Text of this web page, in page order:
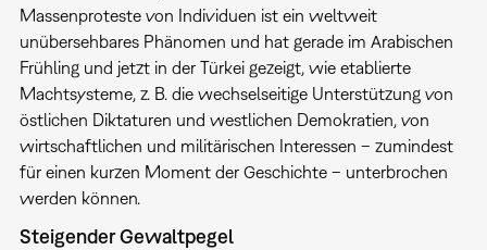
Massenproteste von Individuen ist ein weltweit
unübersehbares Phänomen und hat gerade im Arabischen
Frühling und jetzt in der Türkei gezeigt, wie etablierte
Machtsysteme, z. B. die wechselseitige Unterstützung von
östlichen Diktaturen und westlichen Demokratien, von
wirtschaftlichen und militärischen Interessen – zumindest
für einen kurzen Moment der Geschichte – unterbrochen
werden können.
Steigender Gewaltpegel